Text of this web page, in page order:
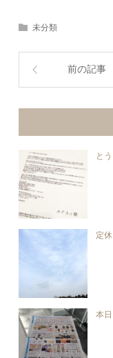
未分類
前の記事
と
定
本